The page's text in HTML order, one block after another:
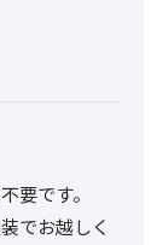
要です。
でお越しく